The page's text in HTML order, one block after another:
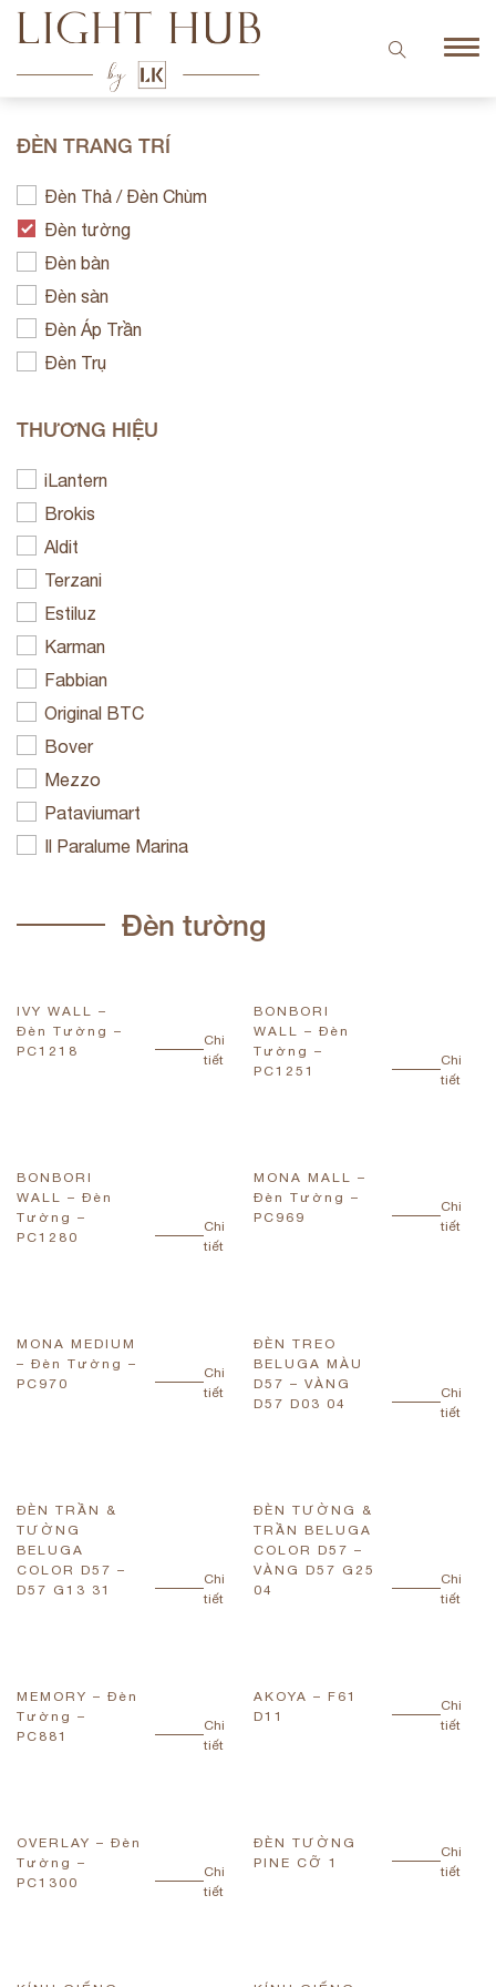
ĐÈN TRANG TRÍ
Đèn Thả / Đèn Chùm
Đèn tường
Đèn bàn
Đèn sàn
Đèn Áp Trần
Đèn Trụ
THƯƠNG HIỆU
iLantern
Brokis
Aldit
Terzani
Estiluz
Karman
Fabbian
Original BTC
Bover
Mezzo
Pataviumart
Il Paralume Marina
Đèn tường
IVY WALL –
Đèn Tường –
PC1218
Chi
tiết
BONBORI
WALL – Đèn
Tường –
PC1251
Chi
tiết
BONBORI
WALL – Đèn
Tường –
PC1280
Chi
tiết
MONA MALL –
Đèn Tường –
PC969
Chi
tiết
MONA MEDIUM
– Đèn Tường –
PC970
Chi
tiết
ĐÈN TREO
BELUGA MÀU
D57 – VÀNG
D57 D03 04
Chi
tiết
ĐÈN TRẦN &
TƯỜNG
BELUGA
COLOR D57 –
D57 G13 31
Chi
tiết
ĐÈN TƯỜNG &
TRẦN BELUGA
COLOR D57 –
VÀNG D57 G25
04
Chi
tiết
MEMORY – Đèn
Tường –
PC881
Chi
tiết
AKOYA – F61
D11
Chi
tiết
OVERLAY – Đèn
Tường –
PC1300
Chi
tiết
ĐÈN TƯỜNG
PINE CỠ 1
Chi
tiết